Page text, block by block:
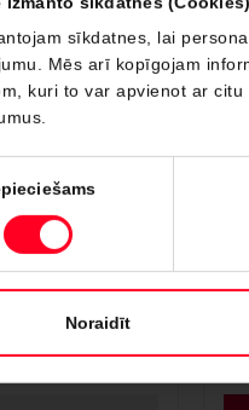
sīkdatnes, lai
Mēs arī kopīgojam
kuri to var apvienot ar
Noraidīt
(75 kW)